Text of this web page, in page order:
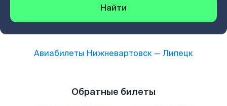
Найти
Авиабилеты Нижневартовск — Липецк
Обратные билеты